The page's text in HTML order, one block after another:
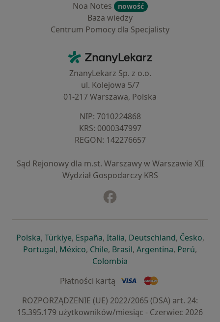
Noa Notes
nowość
Baza wiedzy
Centrum Pomocy dla Specjalisty
ZnanyLekarz - Strona główna
ZnanyLekarz Sp. z o.o.
ul. Kolejowa 5/7
01-217 Warszawa, Polska
NIP: ⁠7010224868
KRS: ⁠0000347997
REGON: ⁠142276657
Sąd Rejonowy dla m.st. Warszawy w Warszawie XII
Wydział Gospodarczy KRS
Polskaotwiera się w nowej karcie
, Türkiyeotwiera się w nowej karcie
, Españaotwiera się w nowej karcie
, Italiaotwiera się w nowej
, Deutschlandotwiera się
, Česko,
Portugalotwiera się w nowej karcie
, Méxicootwiera się w nowej karcie
, Chileotwiera się w nowej karcie
, Brasilotwiera się w nowej
, Argentinaotwiera się
, Perú,
Colombia
Płatności kartą
ROZPORZĄDZENIE (UE) 2022/2065 (DSA) art. 24:
15.395.179 użytkowników/miesiąc - Czerwiec 2026